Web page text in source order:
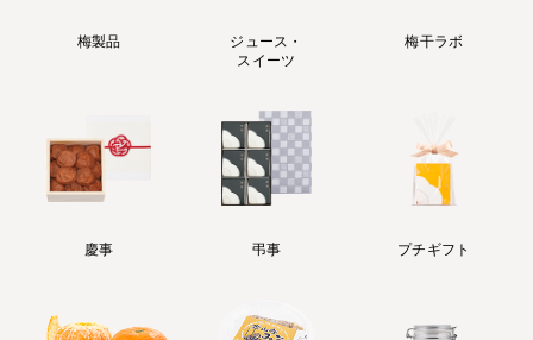
梅製品
ジュース・
スイーツ
梅干ラボ
慶事 弔事 プチギフト